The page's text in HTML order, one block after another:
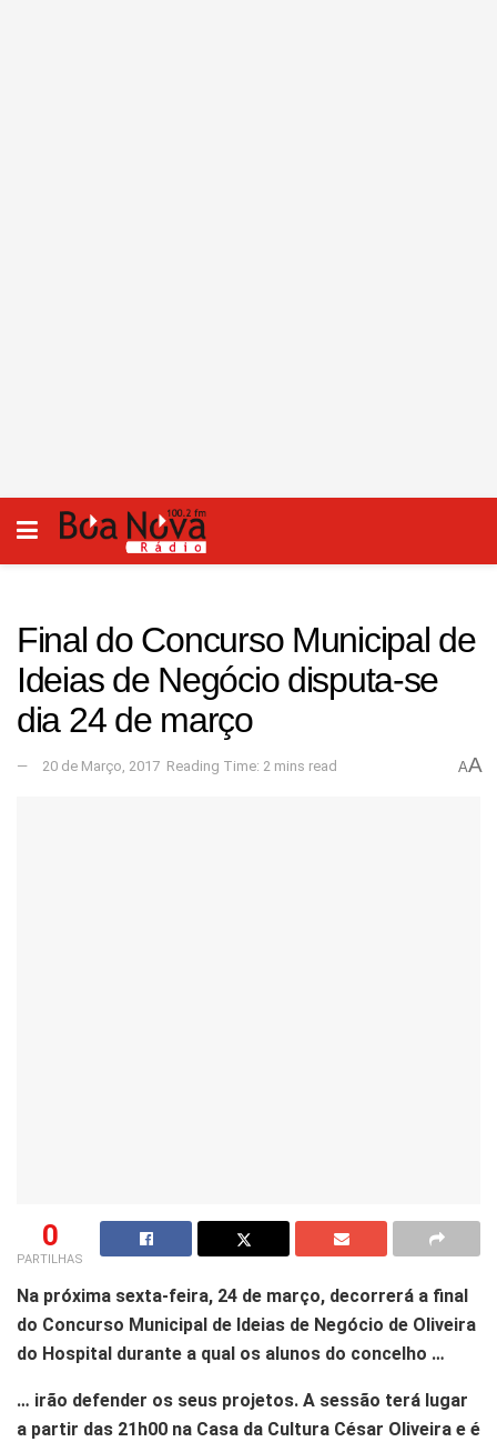
Final do Concurso Municipal de
Ideias de Negócio disputa-se
dia 24 de março
20 de Março, 2017 Reading Time: 2 mins read AA
0
PARTILHAS
Na próxima sexta-feira, 24 de março, decorrerá a final
do Concurso Municipal de Ideias de Negócio de Oliveira
do Hospital durante a qual os alunos do concelho …
… irão defender os seus projetos. A sessão terá lugar
a partir das 21h00 na Casa da Cultura César Oliveira e é